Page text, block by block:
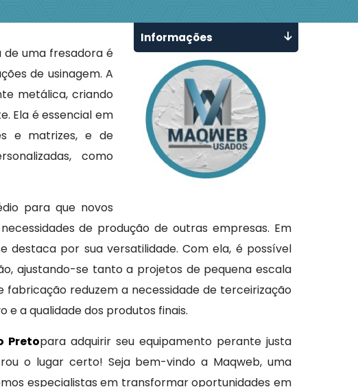
uma fresadora é
de usinagem. A
metálica, criando
Ela é essencial em
e matrizes, e de
como
para que novos
de produção de outras empresas. Em
destaca por sua versatilidade. Com ela, é possível
ajustando-se tanto a projetos de pequena escala
reduzem a necessidade de terceirização
a qualidade dos produtos finais.
Pretopara adquirir seu equipamento perante justa
o lugar certo! Seja bem-vindo a Maqweb, uma
especialistas em transformar oportunidades em
Informações